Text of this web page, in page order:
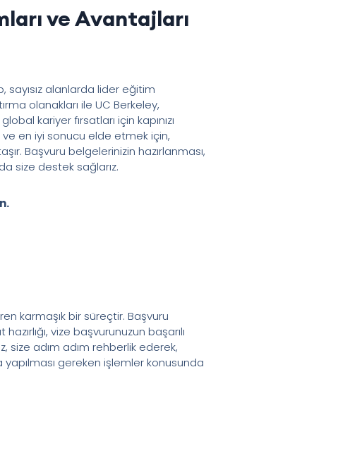
ve Avantajları
sayısız alanlarda lider eğitim
olanakları ile UC Berkeley,
kariyer fırsatları için kapınızı
ve en iyi sonucu elde etmek için,
Başvuru belgelerinizin hazırlanması,
size destek sağlarız.
karmaşık bir süreçtir. Başvuru
vize başvurunuzun başarılı
size adım adım rehberlik ederek,
gereken işlemler konusunda